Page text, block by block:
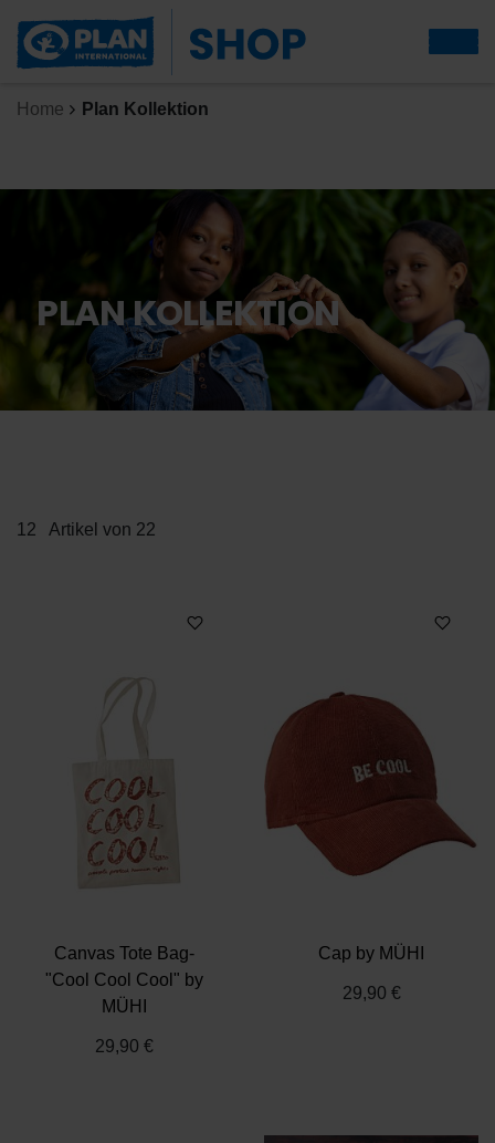
En
Home Plan Kollektion
PLAN KOLLEKTION
12 Artikel von 22
Canvas Tote Bag-
"Cool Cool Cool" by
MÜHI
29,90 €
Cap by MÜHI
29,90 €